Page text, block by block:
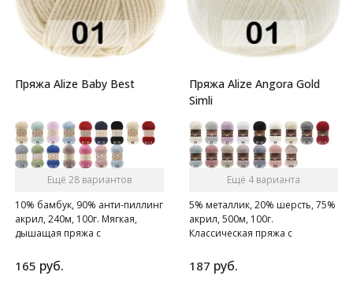
Пряжа Alize Baby Best
Ещё 28 вариантов
10% бамбук, 90% анти-пиллинг
акрил, 240м, 100г. Мягкая,
дышащая пряжа с
165 руб.
Пряжа Alize Angora Gold
Simli
Ещё 4 варианта
5% металлик, 20% шерсть, 75%
акрил, 500м, 100г.
Классическая пряжа с
187 руб.